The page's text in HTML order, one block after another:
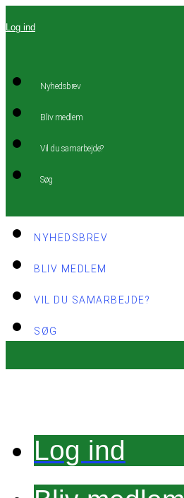
Videre
indhold
Log ind
Nyhedsbrev
Bliv medlem
Vil du samarbejde?
Søg
NYHEDSBREV
BLIV MEDLEM
VIL DU SAMARBEJDE?
SØG
Log ind